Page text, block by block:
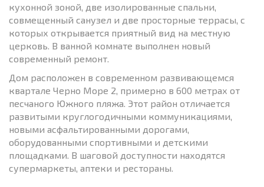
кухонной зоной, две изолированные спальни,
совмещенный санузел и две просторные террасы, с
которых открывается приятный вид на местную
церковь. В ванной комнате выполнен новый
современный ремонт.
Дом расположен в современном развивающемся
квартале Черно Море 2, примерно в 600 метрах от
песчаного Южного пляжа. Этот район отличается
развитыми круглогодичными коммуникациями,
новыми асфальтированными дорогами,
оборудованными спортивными и детскими
площадками. В шаговой доступности находятся
супермаркеты, аптеки и рестораны.